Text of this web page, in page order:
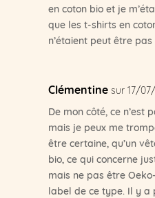
en coton bio et je
que les t-shirts en
n’étaient peut être
Clémentine sur 17/
De mon côté, ce n’est
mais je peux me
être certaine, qu’un
bio, ce qui concerne
mais ne pas être
label de ce type. Il y a